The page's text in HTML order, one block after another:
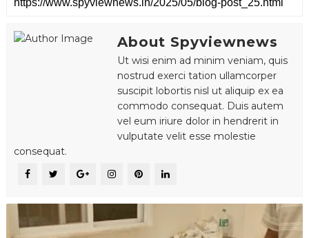
About Spyviewnews
Ut wisi enim ad minim veniam, quis
nostrud exerci tation ullamcorper
suscipit lobortis nisl ut aliquip ex ea
commodo consequat. Duis autem
vel eum iriure dolor in hendrerit in
vulputate velit esse molestie
consequat.